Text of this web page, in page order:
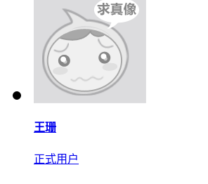
王珊
正式用户